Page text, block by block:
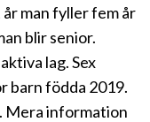
man fyller fem år
blir senior.
lag. Sex
barn födda 2019.
Mera information